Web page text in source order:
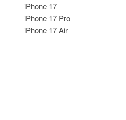
iPhone 17
iPhone 17 Pro
iPhone 17 Air